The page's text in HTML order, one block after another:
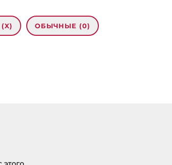
(X) ОБЫЧНЫЕ (0)